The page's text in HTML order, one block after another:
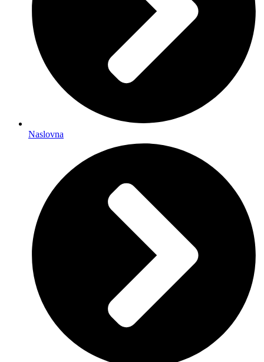
Naslovna